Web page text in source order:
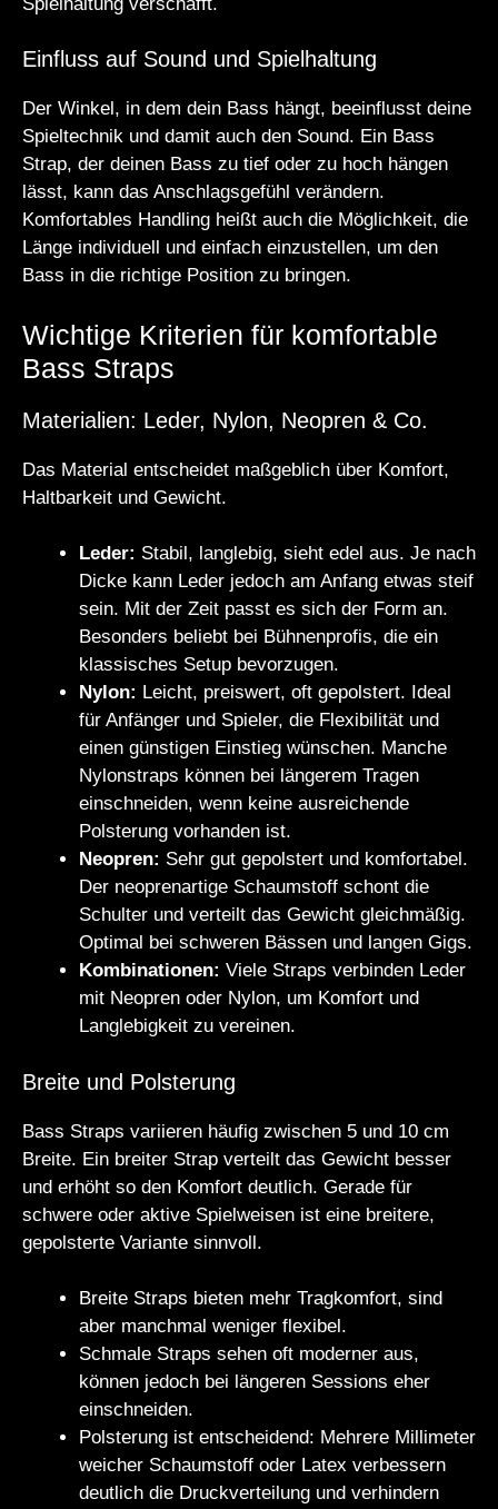
Einfluss auf Sound und Spielhaltung
Der Winkel, in dem dein Bass hängt, beeinflusst deine
Spieltechnik und damit auch den Sound. Ein Bass
Strap, der deinen Bass zu tief oder zu hoch hängen
lässt, kann das Anschlagsgefühl verändern.
Komfortables Handling heißt auch die Möglichkeit, die
Länge individuell und einfach einzustellen, um den
Bass in die richtige Position zu bringen.
Wichtige Kriterien für komfortable
Bass Straps
Materialien: Leder, Nylon, Neopren & Co.
Das Material entscheidet maßgeblich über Komfort,
Haltbarkeit und Gewicht.
Leder: Stabil, langlebig, sieht edel aus. Je nach
Dicke kann Leder jedoch am Anfang etwas steif
sein. Mit der Zeit passt es sich der Form an.
Besonders beliebt bei Bühnenprofis, die ein
klassisches Setup bevorzugen.
Nylon: Leicht, preiswert, oft gepolstert. Ideal
für Anfänger und Spieler, die Flexibilität und
einen günstigen Einstieg wünschen. Manche
Nylonstraps können bei längerem Tragen
einschneiden, wenn keine ausreichende
Polsterung vorhanden ist.
Neopren: Sehr gut gepolstert und komfortabel.
Der neoprenartige Schaumstoff schont die
Schulter und verteilt das Gewicht gleichmäßig.
Optimal bei schweren Bässen und langen Gigs.
Kombinationen: Viele Straps verbinden Leder
mit Neopren oder Nylon, um Komfort und
Langlebigkeit zu vereinen.
Breite und Polsterung
Bass Straps variieren häufig zwischen 5 und 10 cm
Breite. Ein breiter Strap verteilt das Gewicht besser
und erhöht so den Komfort deutlich. Gerade für
schwere oder aktive Spielweisen ist eine breitere,
gepolsterte Variante sinnvoll.
Breite Straps bieten mehr Tragkomfort, sind
aber manchmal weniger flexibel.
Schmale Straps sehen oft moderner aus,
können jedoch bei längeren Sessions eher
einschneiden.
Polsterung ist entscheidend: Mehrere Millimeter
weicher Schaumstoff oder Latex verbessern
deutlich die Druckverteilung und verhindern